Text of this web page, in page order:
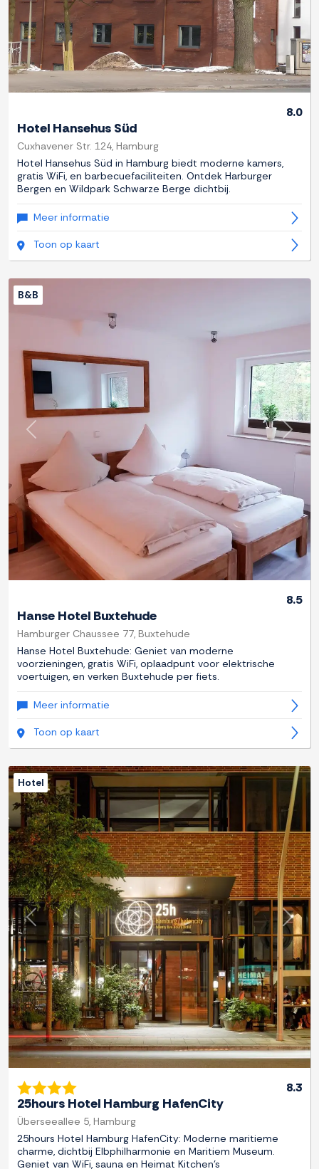
8.0
Hotel Hansehus Süd
Cuxhavener Str. 124, Hamburg
Hotel Hansehus Süd in Hamburg biedt moderne kamers,
gratis WiFi, en barbecuefaciliteiten. Ontdek Harburger
Bergen en Wildpark Schwarze Berge dichtbij.
Meer informatie
Toon op kaart
Previous Next
B&B
8.5
Hanse Hotel Buxtehude
Hamburger Chaussee 77, Buxtehude
Hanse Hotel Buxtehude: Geniet van moderne
voorzieningen, gratis WiFi, oplaadpunt voor elektrische
voertuigen, en verken Buxtehude per fiets.
Meer informatie
Toon op kaart
Previous Next
Hotel
8.3
25hours Hotel Hamburg HafenCity
Überseeallee 5, Hamburg
25hours Hotel Hamburg HafenCity: Moderne maritieme
charme, dichtbij Elbphilharmonie en Maritiem Museum.
Geniet van WiFi, sauna en Heimat Kitchen's